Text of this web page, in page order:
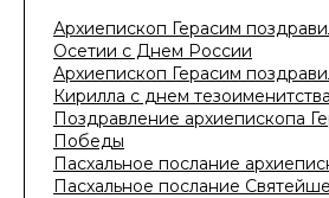
Архиепископ Герасим
Осетии с Днем России
Архиепископ Герасим
Кирилла с днем тезоименитства
Поздравление архиепископа
Победы
Пасхальное послание
Пасхальное послание